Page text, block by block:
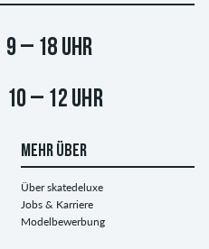
9 – 18 Uhr
10 – 12 Uhr
MEHR ÜBER
Über skatedeluxe
Jobs & Karriere
Modelbewerbung